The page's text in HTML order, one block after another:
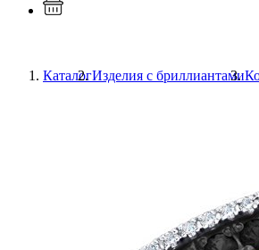
КаталогИзделия с бриллиантами